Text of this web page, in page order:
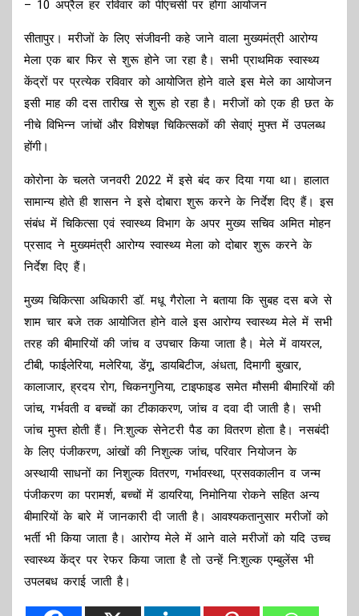
– 10 अप्रैल हर रविवार को पीएचसी पर होगा आयोजन
सीतापुर। मरीजों के लिए संजीवनी कहे जाने वाला मुख्यमंत्री आरोग्य
मेला एक बार फिर से शुरू होने जा रहा है। सभी प्राथमिक स्वास्थ्य
केंद्रों पर प्रत्येक रविवार को आयोजित होने वाले इस मेले का आयोजन
इसी माह की दस तारीख से शुरू हो रहा है। मरीजों को एक ही छत के
नीचे विभिन्न जांचों और विशेषज्ञ चिकित्सकों की सेवाएं मुफ्त में उपलब्ध
होंगी।
कोरोना के चलते जनवरी 2022 में इसे बंद कर दिया गया था। हालात
सामान्य होते ही शासन ने इसे दोबारा शुरू करने के निर्देश दिए हैं। इस
संबंध में चिकित्सा एवं स्वास्थ्य विभाग के अपर मुख्य सचिव अमित मोहन
प्रसाद ने मुख्यमंत्री आरोग्य स्वास्थ्य मेला को दोबार शुरू करने के
निर्देश दिए हैं।
मुख्य चिकित्सा अधिकारी डॉ. मधू गैरोला ने बताया कि सुबह दस बजे से
शाम चार बजे तक आयोजित होने वाले इस आरोग्य स्वास्थ्य मेले में सभी
तरह की बीमारियों की जांच व उपचार किया जाता है। मेले में वायरल,
टीबी, फाईलेरिया, मलेरिया, डेंगू, डायबिटीज, अंधता, दिमागी बुखार,
कालाजार, ह्रदय रोग, चिकनगुनिया, टाइफाइड समेत मौसमी बीमारियों की
जांच, गर्भवती व बच्चों का टीकाकरण, जांच व दवा दी जाती है। सभी
जांच मुफ्त होती हैं। नि:शुल्क सेनेटरी पैड का वितरण होता है। नसबंदी
के लिए पंजीकरण, आंखों की निशुल्क जांच, परिवार नियोजन के
अस्थायी साधनों का निशुल्क वितरण, गर्भावस्था, प्रसवकालीन व जन्म
पंजीकरण का परामर्श, बच्चों में डायरिया, निमोनिया रोकने सहित अन्य
बीमारियों के बारे में जानकारी दी जाती है। आवश्यकतानुसार मरीजों को
भर्ती भी किया जाता है। आरोग्य मेले में आने वाले मरीजों को यदि उच्च
स्वास्थ्य केंद्र पर रेफर किया जाता है तो उन्हें नि:शुल्क एम्बुलेंस भी
उपलबध कराई जाती है।